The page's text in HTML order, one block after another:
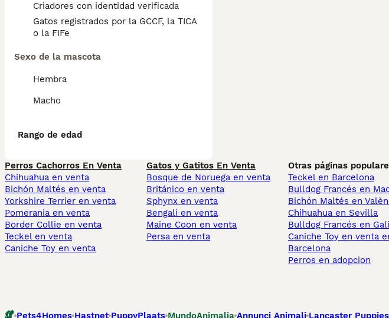
Criadores con identidad verificada
Gatos registrados por la GCCF, la TICA
o la FIFe
Sexo de la mascota
Hembra
Macho
Rango de edad
Perros Cachorros En Venta
Chihuahua en venta
Bichón Maltés en venta
Yorkshire Terrier en venta
Pomerania en venta
Border Collie en venta
Teckel en venta
Caniche Toy en venta
Gatos y Gatitos En Venta
Bosque de Noruega en venta
Británico en venta
Sphynx en venta
Bengalí en venta
Maine Coon en venta
Persa en venta
Otras páginas
Teckel en Barcelona
Bulldog Francés en
Bichón Maltés en
Chihuahua en Sevilla
Bulldog Francés en
Caniche Toy en venta
Barcelona
Perros en adopcion
Pets4Homes Hastnet PuppyPlaats MundoAnimalia Annunci Animali Lancaster Puppies